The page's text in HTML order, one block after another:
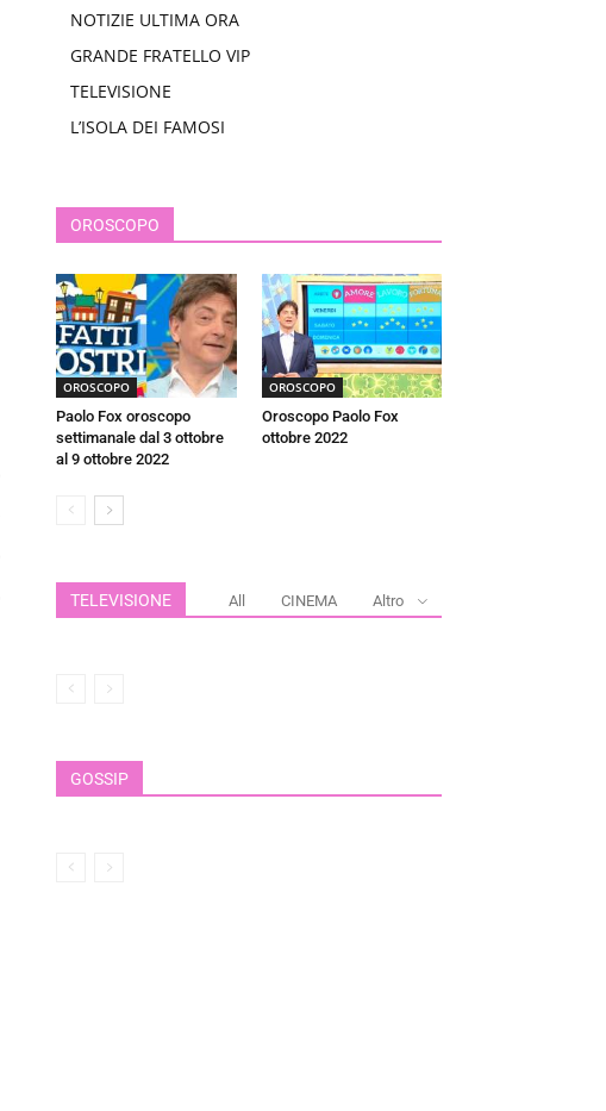
NOTIZIE ULTIMA ORA
GRANDE FRATELLO VIP
TELEVISIONE
L’ISOLA DEI FAMOSI
OROSCOPO
OROSCOPO
Paolo Fox oroscopo
settimanale dal 3 ottobre
al 9 ottobre 2022
OROSCOPO
Oroscopo Paolo Fox
ottobre 2022
TELEVISIONE All CINEMA Altro
GOSSIP